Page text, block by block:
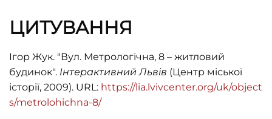
ЦИТУВАННЯ
Ігор Жук. "Вул. Метрологічна, 8 – житловий
будинок". Інтерактивний Львів (Центр міської
історії, 2009). URL: https://lia.lvivcenter.org/uk/object
s/metrolohichna-8/